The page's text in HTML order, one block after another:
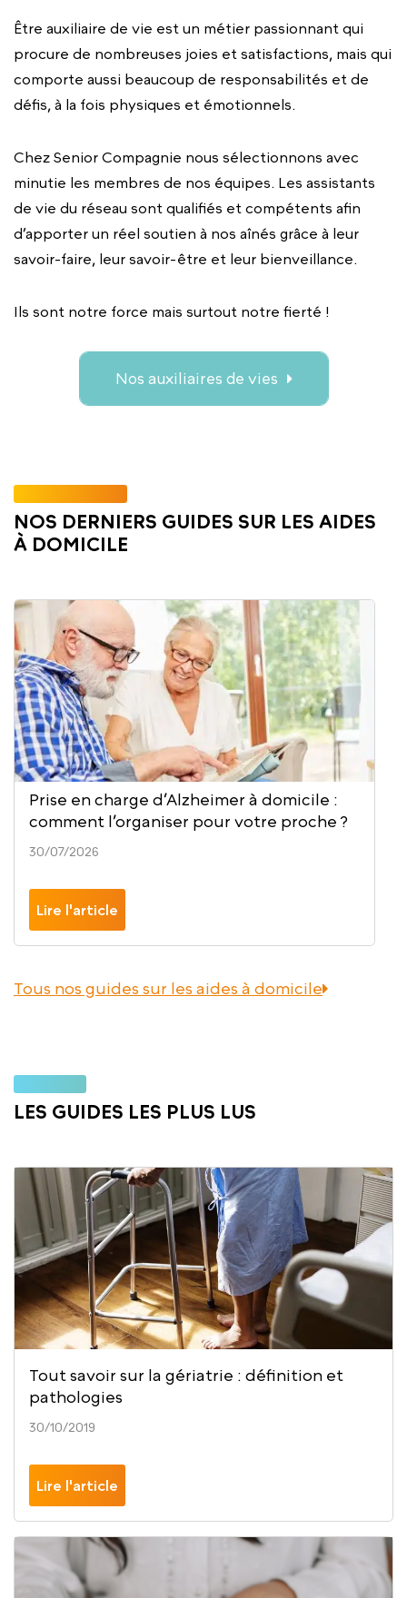
Être auxiliaire de vie est un métier passionnant qui
procure de nombreuses joies et satisfactions, mais qui
comporte aussi beaucoup de responsabilités et de
défis, à la fois physiques et émotionnels.
Chez Senior Compagnie nous sélectionnons avec
minutie les membres de nos équipes. Les assistants
de vie du réseau sont qualifiés et compétents afin
d’apporter un réel soutien à nos aînés grâce à leur
savoir-faire, leur savoir-être et leur bienveillance.
Ils sont notre force mais surtout notre fierté !
Nos auxiliaires de vies
NOS DERNIERS GUIDES SUR LES AIDES
À DOMICILE
Récupération après un AVC chez la
personne âgée : comment ça se passe ?
04/06/2026
Lire l'article
Tous nos guides sur les aides à domicile
LES GUIDES LES PLUS LUS
Tout savoir sur la gériatrie : définition et
pathologies
30/10/2019
Lire l'article